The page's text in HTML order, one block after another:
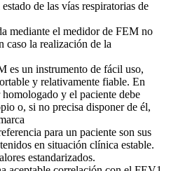
de las vías respiratorias de
mediante el medidor de FEM no
caso la realización de la
es un instrumento de fácil uso,
y relativamente fiable. En
homologado y el paciente debe
o, si no precisa disponer de él,
para un paciente son sus
en situación clínica estable.
estandarizados.